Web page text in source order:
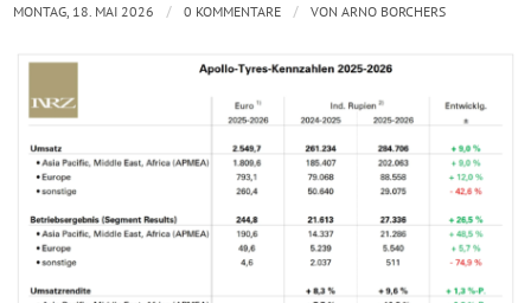
MONTAG, 18. MAI 2026 / 0 KOMMENTARE / VONARNO BORCHERS